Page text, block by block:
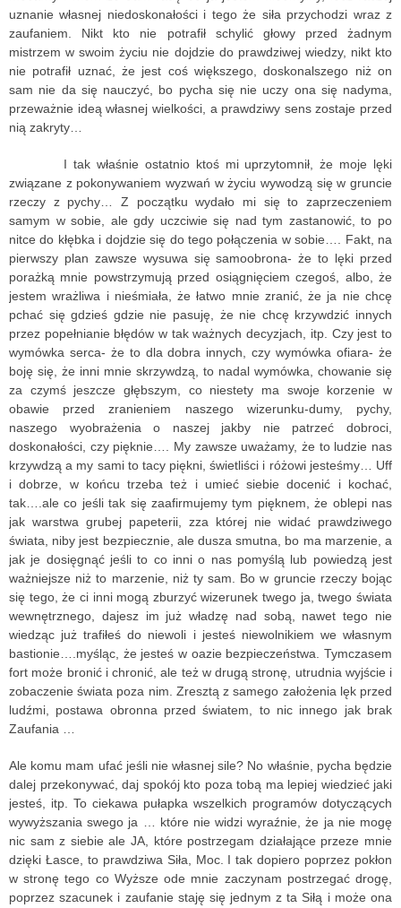
uznanie własnej niedoskonałości i tego że siła przychodzi wraz z
zaufaniem. Nikt kto nie potrafił schylić głowy przed żadnym
mistrzem w swoim życiu nie dojdzie do prawdziwej wiedzy, nikt kto
nie potrafił uznać, że jest coś większego, doskonalszego niż on
sam nie da się nauczyć, bo pycha się nie uczy ona się nadyma,
przeważnie ideą własnej wielkości, a prawdziwy sens zostaje przed
nią zakryty…
I tak właśnie ostatnio ktoś mi uprzytomnił, że moje lęki
związane z pokonywaniem wyzwań w życiu wywodzą się w gruncie
rzeczy z pychy… Z początku wydało mi się to zaprzeczeniem
samym w sobie, ale gdy uczciwie się nad tym zastanowić, to po
nitce do kłębka i dojdzie się do tego połączenia w sobie…. Fakt, na
pierwszy plan zawsze wysuwa się samoobrona- że to lęki przed
porażką mnie powstrzymują przed osiągnięciem czegoś, albo, że
jestem wrażliwa i nieśmiała, że łatwo mnie zranić, że ja nie chcę
pchać się gdzieś gdzie nie pasuję, że nie chcę krzywdzić innych
przez popełnianie błędów w tak ważnych decyzjach, itp. Czy jest to
wymówka serca- że to dla dobra innych, czy wymówka ofiara- że
boję się, że inni mnie skrzywdzą, to nadal wymówka, chowanie się
za czymś jeszcze głębszym, co niestety ma swoje korzenie w
obawie przed zranieniem naszego wizerunku-dumy, pychy,
naszego wyobrażenia o naszej jakby nie patrzeć dobroci,
doskonałości, czy pięknie…. My zawsze uważamy, że to ludzie nas
krzywdzą a my sami to tacy piękni, świetliści i różowi jesteśmy… Uff
i dobrze, w końcu trzeba też i umieć siebie docenić i kochać,
tak….ale co jeśli tak się zaafirmujemy tym pięknem, że oblepi nas
jak warstwa grubej papeterii, zza której nie widać prawdziwego
świata, niby jest bezpiecznie, ale dusza smutna, bo ma marzenie, a
jak je dosięgnąć jeśli to co inni o nas pomyślą lub powiedzą jest
ważniejsze niż to marzenie, niż ty sam. Bo w gruncie rzeczy bojąc
się tego, że ci inni mogą zburzyć wizerunek twego ja, twego świata
wewnętrznego, dajesz im już władzę nad sobą, nawet tego nie
wiedząc już trafiłeś do niewoli i jesteś niewolnikiem we własnym
bastionie….myśląc, że jesteś w oazie bezpieczeństwa. Tymczasem
fort może bronić i chronić, ale też w drugą stronę, utrudnia wyjście i
zobaczenie świata poza nim. Zresztą z samego założenia lęk przed
ludźmi, postawa obronna przed światem, to nic innego jak brak
Zaufania …
Ale komu mam ufać jeśli nie własnej sile? No właśnie, pycha będzie
dalej przekonywać, daj spokój kto poza tobą ma lepiej wiedzieć jaki
jesteś, itp. To ciekawa pułapka wszelkich programów dotyczących
wywyższania swego ja … które nie widzi wyraźnie, że ja nie mogę
nic sam z siebie ale JA, które postrzegam działające przeze mnie
dzięki Łasce, to prawdziwa Siła, Moc. I tak dopiero poprzez pokłon
w stronę tego co Wyższe ode mnie zaczynam postrzegać drogę,
poprzez szacunek i zaufanie staję się jednym z ta Siłą i może ona